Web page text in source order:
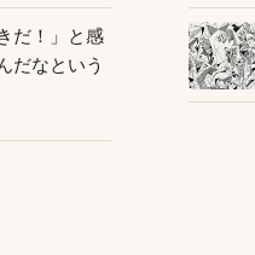
だ！」と感
だなという